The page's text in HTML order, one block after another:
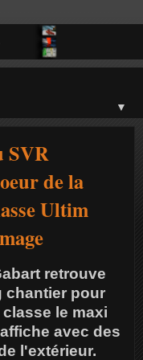
▼
SVR
de la
Ultim
retrouve
chantier pour
le maxi
avec des
l'extérieur.